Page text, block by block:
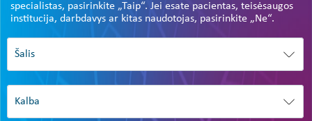
specialistas, pasirinkite „Taip“. Jei esate pacientas, teisėsaugos
institucija, darbdavys ar kitas naudotojas, pasirinkite „Ne“.